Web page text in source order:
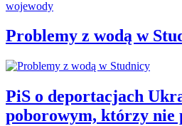
Problemy z wodą w
PiS o deportacjach
poborowym, którzy nie